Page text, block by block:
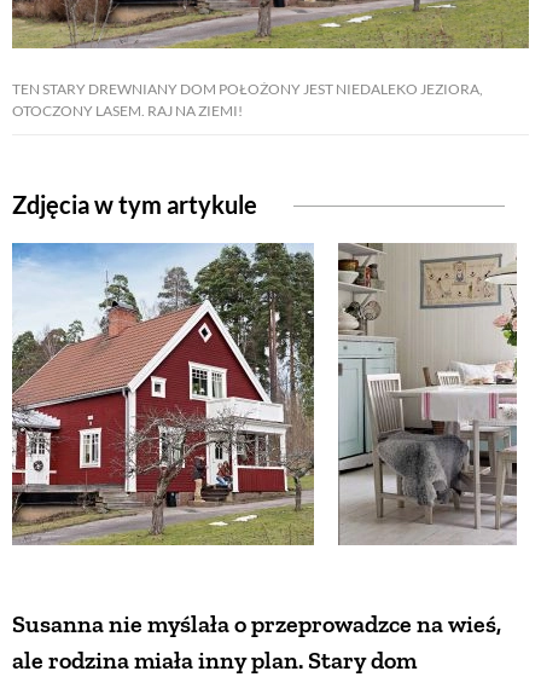
TEN STARY DREWNIANY DOM POŁOŻONY JEST NIEDALEKO JEZIORA,
OTOCZONY LASEM. RAJ NA ZIEMI!
Zdjęcia w tym artykule
Susanna nie myślała o przeprowadzce na wieś,
ale rodzina miała inny plan. Stary dom